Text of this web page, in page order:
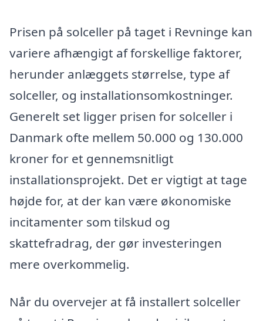
Prisen på solceller på taget i Revninge kan
variere afhængigt af forskellige faktorer,
herunder anlæggets størrelse, type af
solceller, og installationsomkostninger.
Generelt set ligger prisen for solceller i
Danmark ofte mellem 50.000 og 130.000
kroner for et gennemsnitligt
installationsprojekt. Det er vigtigt at tage
højde for, at der kan være økonomiske
incitamenter som tilskud og
skattefradrag, der gør investeringen
mere overkommelig.
Når du overvejer at få installert solceller